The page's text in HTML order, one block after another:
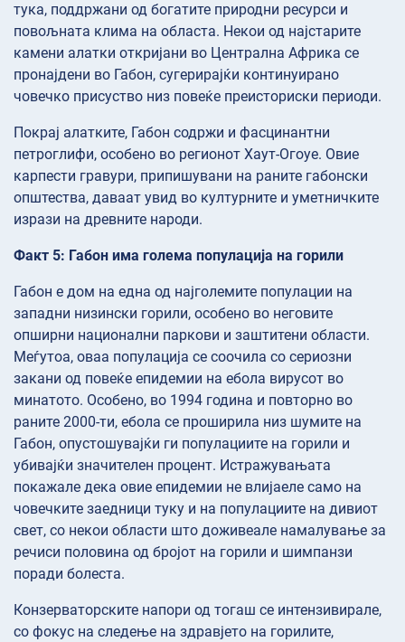
тука, поддржани од богатите природни ресурси и
повољната клима на областа. Некои од најстарите
камени алатки откријани во Централна Африка се
пронајдени во Габон, сугерирајќи континуирано
човечко присуство низ повеќе преисториски периоди.
Покрај алатките, Габон содржи и фасцинантни
петроглифи, особено во регионот Хаут-Огоуе. Овие
карпести гравури, припишувани на раните габонски
општества, даваат увид во културните и уметничките
изрази на древните народи.
Факт 5: Габон има голема популација на горили
Габон е дом на една од најголемите популации на
западни низински горили, особено во неговите
опширни национални паркови и заштитени области.
Меѓутоа, оваа популација се соочила со сериозни
закани од повеќе епидемии на ебола вирусот во
минатото. Особено, во 1994 година и повторно во
раните 2000-ти, ебола се проширила низ шумите на
Габон, опустошувајќи ги популациите на горили и
убивајќи значителен процент. Истражувањата
покажале дека овие епидемии не влијаеле само на
човечките заедници туку и на популациите на дивиот
свет, со некои области што доживеале намалување за
речиси половина од бројот на горили и шимпанзи
поради болеста.
Конзерваторските напори од тогаш се интензивирале,
со фокус на следење на здравјето на горилите,